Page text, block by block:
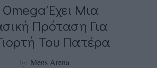
Έχει Μια
Πρόταση Για
Του Πατέρα
by Mens Arena